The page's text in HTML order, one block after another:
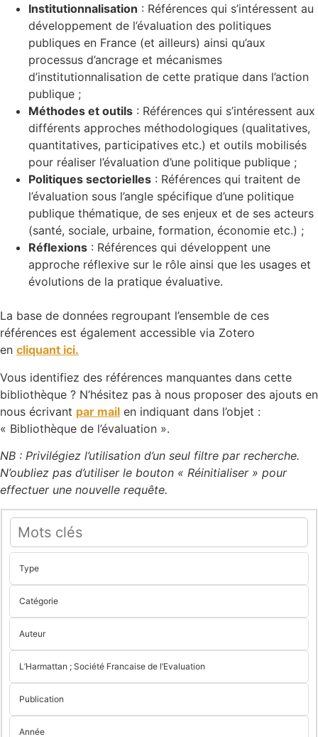
Institutionnalisation : Références qui s’intéressent au
développement de l’évaluation des politiques
publiques en France (et ailleurs) ainsi qu’aux
processus d’ancrage et mécanismes
d’institutionnalisation de cette pratique dans l’action
publique ;
Méthodes et outils : Références qui s’intéressent aux
différents approches méthodologiques (qualitatives,
quantitatives, participatives etc.) et outils mobilisés
pour réaliser l’évaluation d’une politique publique ;
Politiques sectorielles : Références qui traitent de
l’évaluation sous l’angle spécifique d’une politique
publique thématique, de ses enjeux et de ses acteurs
(santé, sociale, urbaine, formation, économie etc.) ;
Réflexions : Références qui développent une
approche réflexive sur le rôle ainsi que les usages et
évolutions de la pratique évaluative.
La base de données regroupant l’ensemble de ces
références est également accessible via Zotero
en cliquant ici.
Vous identifiez des références manquantes dans cette
bibliothèque ? N’hésitez pas à nous proposer des ajouts en
nous écrivant par mail en indiquant dans l’objet :
« Bibliothèque de l’évaluation ».
NB : Privilégiez l’utilisation d’un seul filtre par recherche.
N’oubliez pas d’utiliser le bouton « Réinitialiser » pour
effectuer une nouvelle requête.